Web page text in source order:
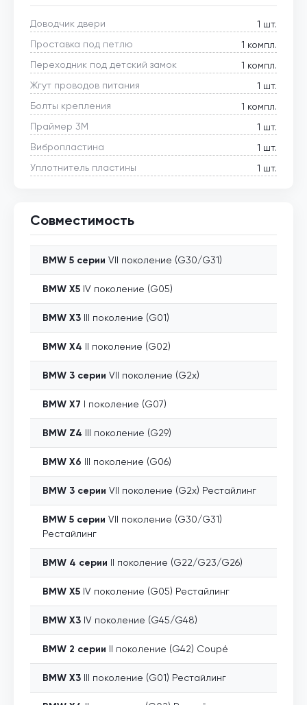
Доводчик двери
1 шт.
Проставка под петлю
1 компл.
Переходник под детский замок
1 компл.
Жгут проводов питания
1 шт.
Болты крепления
1 компл.
Праймер 3М
1 шт.
Вибропластина
1 шт.
Уплотнитель пластины
1 шт.
Совместимость
BMW 5 серии VII поколение (G30/G31)
BMW X5 IV поколение (G05)
BMW X3 III поколение (G01)
BMW X4 II поколение (G02)
BMW 3 серии VII поколение (G2x)
BMW X7 I поколение (G07)
BMW Z4 III поколение (G29)
BMW X6 III поколение (G06)
BMW 3 серии VII поколение (G2x) Рестайлинг
BMW 5 серии VII поколение (G30/G31)
Рестайлинг
BMW 4 серии II поколение (G22/G23/G26)
BMW X5 IV поколение (G05) Рестайлинг
BMW X3 IV поколение (G45/G48)
BMW 2 серии II поколение (G42) Coupé
BMW X3 III поколение (G01) Рестайлинг